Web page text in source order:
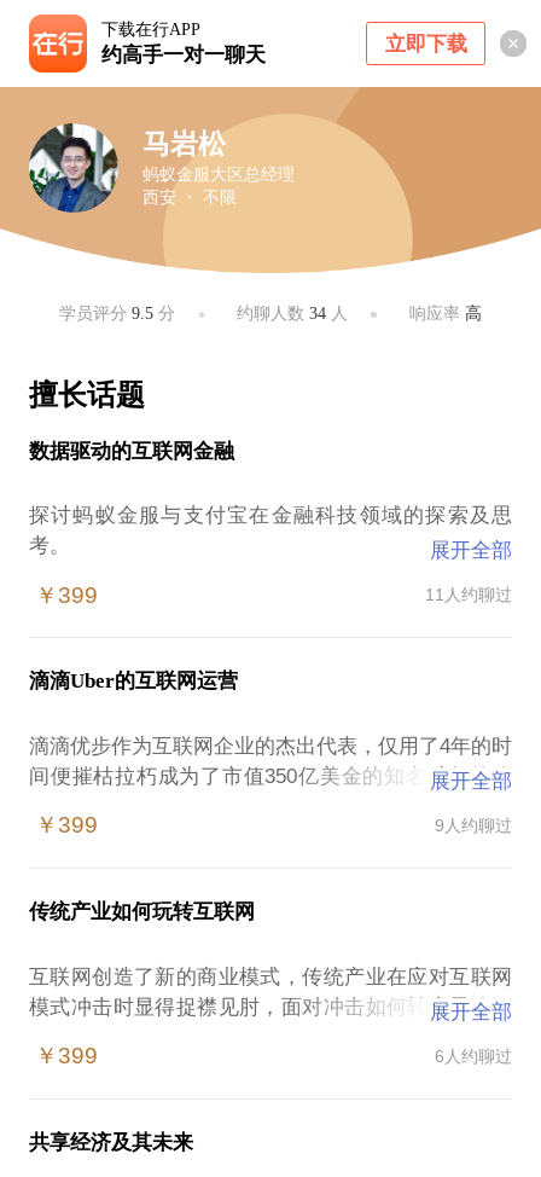
下载在行APP
约高手一对一聊天 立即下载
马岩松
蚂蚁金服大区总经理
西安 ・ 不限
学员评分9.5 分 约聊人数 34人 响应率 高
擅长话题
数据驱动的互联网金融
探讨蚂蚁金服与支付宝在金融科技领域的探索及思
考。
同学，对数据驱动业务及数字化经营感兴趣的同学。
1.互联网金融的盈利模式及展业方式
2.如何建立数据驱动业务的数据基础和平台能力
展开全部
￥399 11人约聊过
滴滴Uber的互联网运营
滴滴优步作为互联网企业的杰出代表，仅用了4年的时
间便摧枯拉朽成为了市值350亿美金的知名独角兽公
的认知。是什么是这一切在4年的时间里变成了现实？
滴滴Uber的运营理念
滴滴Uber的营销创新
滴滴Uber的成功秘诀
展开全部
￥399 9人约聊过
传统产业如何玩转互联网
互联网创造了新的商业模式，传统产业在应对互联网
模式冲击时显得捉襟见肘，面对冲击如何转变思路，
本地谈话中我将与你分享：
传统产业如何进行互联网改造
互联网+到底加的是什么
展开全部
￥399 6人约聊过
共享经济及其未来